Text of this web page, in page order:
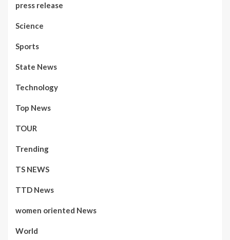
press release
Science
Sports
State News
Technology
Top News
TOUR
Trending
TS NEWS
TTD News
women oriented News
World